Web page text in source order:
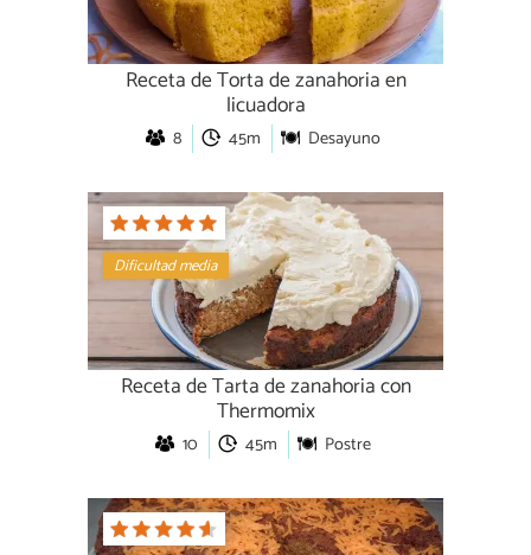
Receta de Torta de zanahoria en
licuadora
8 45m Desayuno
Dificultad media
Receta de Tarta de zanahoria con
Thermomix
10 45m Postre